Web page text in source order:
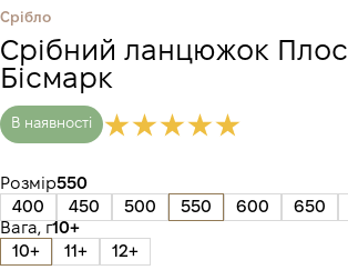
Срібло
Срібний ланцюжок
Бісмарк
В наявності
Розмір550
400
450 500 550 600 650
Вага, г10+
10+
11+ 12+